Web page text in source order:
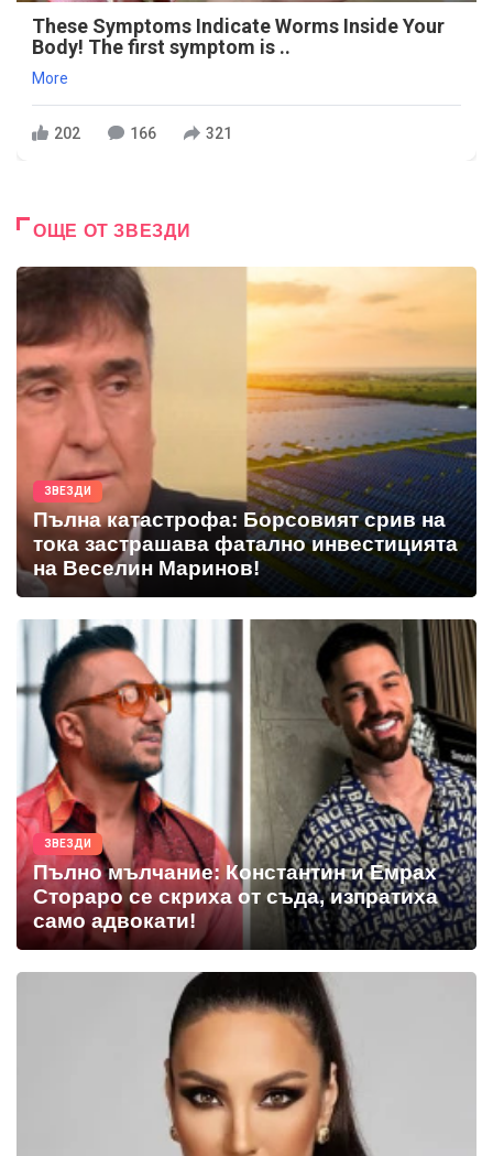
These Symptoms Indicate Worms Inside Your
Body! The first symptom is ..
More
202 166 321
ОЩЕ ОТ ЗВЕЗДИ
ЗВЕЗДИ
Пълна катастрофа: Борсовият срив на
тока застрашава фатално инвестицията
на Веселин Маринов!
ЗВЕЗДИ
Пълно мълчание: Константин и Емрах
Стораро се скриха от съда, изпратиха
само адвокати!